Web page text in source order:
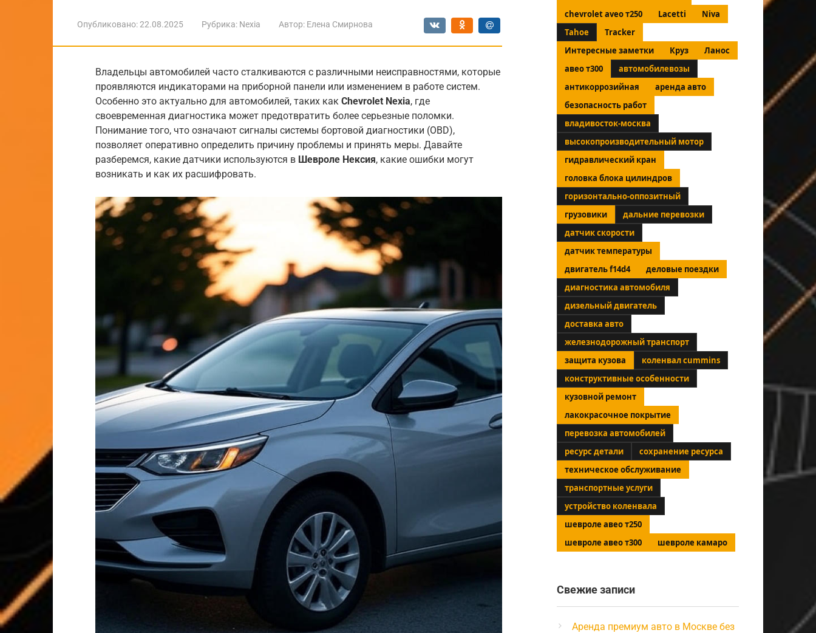
Опубликовано:22.08.2025 Рубрика: Nexia Автор: Елена Смирнова
Владельцы автомобилей часто сталкиваются с различными неисправностями, которые
проявляются индикаторами на приборной панели или изменением в работе систем.
Особенно это актуально для автомобилей, таких как Chevrolet Nexia, где
своевременная диагностика может предотвратить более серьезные поломки.
Понимание того, что означают сигналы системы бортовой диагностики (OBD),
позволяет оперативно определить причину проблемы и принять меры. Давайте
разберемся, какие датчики используются в Шевроле Нексия, какие ошибки могут
возникать и как их расшифровать.
chevrolet aveo т250
Lacetti
Niva
Tahoe
Tracker
Интересные заметки
Круз
Ланос
авео т300
автомобилевозы
антикоррозийная
аренда авто
безопасность работ
владивосток-москва
высокопроизводительный мотор
гидравлический кран
головка блока цилиндров
горизонтально-оппозитный
грузовики
дальние перевозки
датчик скорости
датчик температуры
двигатель f14d4
деловые поездки
диагностика автомобиля
дизельный двигатель
доставка авто
железнодорожный транспорт
защита кузова
коленвал cummins
конструктивные особенности
кузовной ремонт
лакокрасочное покрытие
перевозка автомобилей
ресурс детали
сохранение ресурса
техническое обслуживание
транспортные услуги
устройство коленвала
шевроле авео т250
шевроле авео т300
шевроле камаро
Свежие записи
Аренда премиум авто в Москве без